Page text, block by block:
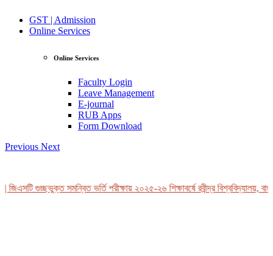
GST | Admission
Online Services
Online Services
Faculty Login
Leave Management
E-journal
RUB Apps
Form Download
Previous Next
গুচ্ছভুক্ত সমন্বিত ভর্তি পরীক্ষায় ২০২৫-২৬ শিক্ষাবর্ষে রবীন্দ্র বিশ্ববিদ্যালয়,